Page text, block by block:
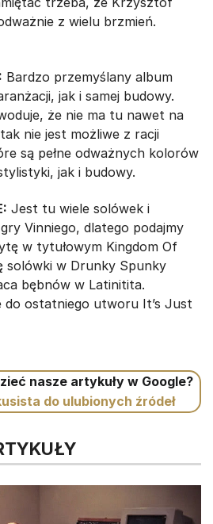
z wielu brzmień.
Bardzo przemyślany album
jak i samej budowy.
że nie ma tu nawet na
nie jest możliwe z racji
są pełne odważnych kolorów
jak i budowy.
Jest tu wiele solówek i
Vinniego, dlatego podajmy
w tytułowym Kingdom Of
solówki w Drunky Spunky
bębnów w Latinitita.
do ostatniego utworu It’s Just
nasze artykuły w Google?
do ulubionych źródeł